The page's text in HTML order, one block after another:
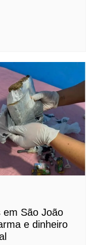
em São João
e dinheiro